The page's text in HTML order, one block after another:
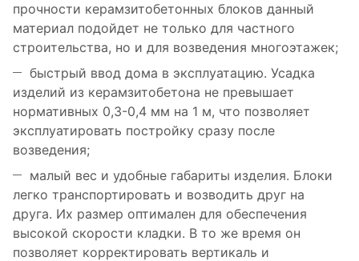
прочности керамзитобетонных блоков данный
материал подойдет не только для частного
строительства, но и для возведения многоэтажек;
быстрый ввод дома в эксплуатацию. Усадка
изделий из керамзитобетона не превышает
нормативных 0,3-0,4 мм на 1 м, что позволяет
эксплуатировать постройку сразу после
возведения;
малый вес и удобные габариты изделия. Блоки
легко транспортировать и возводить друг на
друга. Их размер оптимален для обеспечения
высокой скорости кладки. В то же время он
позволяет корректировать вертикаль и